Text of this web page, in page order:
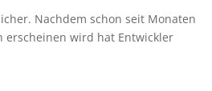
Nachdem schon seit Monaten
erscheinen wird hat Entwickler